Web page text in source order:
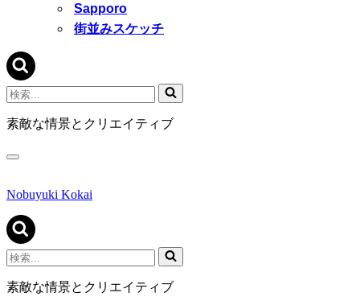
Sapporo
街並みスケッチ
検
索...
素敵な情景とクリエイティブ
ナ
ゲ
シ
ョ
ン
メ
ニ
ュ
Nobuyuki Kokai
検
索...
素敵な情景とクリエイティブ